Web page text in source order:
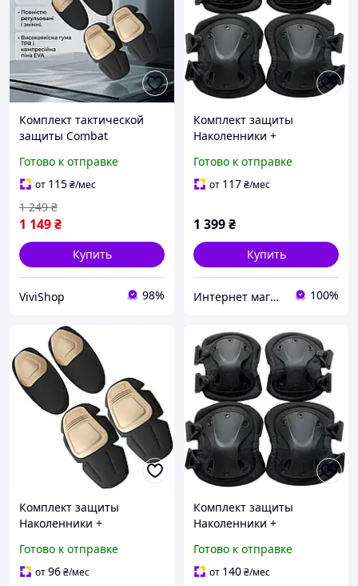
Комплект тактической
защиты Combat
налокотники коричневые
для безопасности в
полевых условиях.
Готово к отправке
от 115₴/мес
1 149₴
1 249 ₴
Купить
ViviShop 98%
Комплект защиты
Наколенники +
ударопрочного пластика
(Черный)
Готово к отправке
от 117₴/мес
1 399₴
Купить
Интернет магазин ВСЕМ ОПТ 100%
Комплект защиты
Наколенники +
ударопрочного пластика
(Коричневый)
Готово к отправке
от96₴/мес
Комплект защиты
Наколенники +
полимера, черные
AllInOne -market-without-
Готово к отправке
от 140₴/мес